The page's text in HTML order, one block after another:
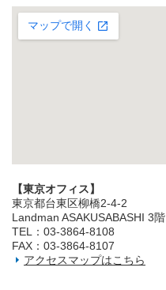
【東京オフィス】
東京都台東区柳橋2‐4‐2
Landman ASAKUSABASHI 3階
TEL：03‐3864‐8108
FAX：03‐3864‐8107
アクセスマップはこちら